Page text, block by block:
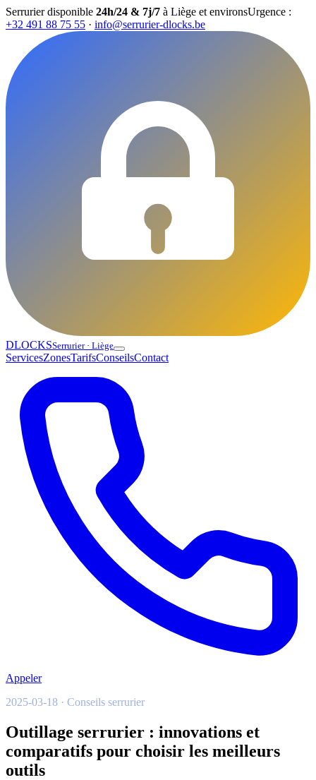
Serrurier disponible 24h/24 & 7j/7 à Liège et environsUrgence :
+32 491 88 75 55 · info@serrurier-dlocks.be
DLOCKSSerrurier · Liège
ServicesZonesTarifsConseilsContact
Appeler
2025-03-18 · Conseils serrurier
Outillage serrurier : innovations et
comparatifs pour choisir les meilleurs
outils